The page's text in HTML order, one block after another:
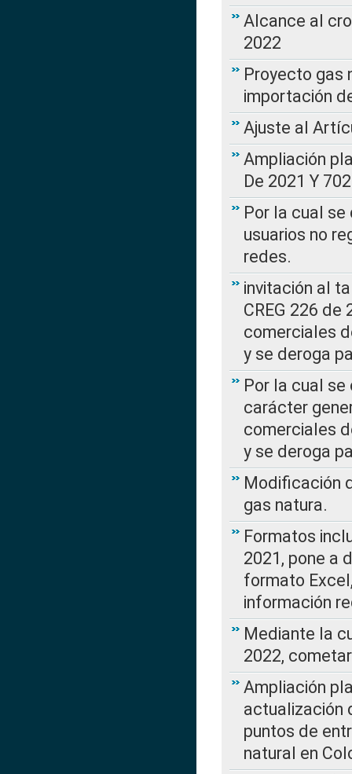
Alcance al
2022
Proyecto gas
importación
Ajuste al
Ampliación
De 2021 Y
Por la cual
usuarios no
redes.
invitación al
CREG 226
comerciales
y se deroga
Por la cual
carácter
comerciales
y se deroga
Modificación
gas natura.
Formatos
2021, pone a
formato
información
Mediante la
2022,
Ampliación
actualización
puntos de
natural en